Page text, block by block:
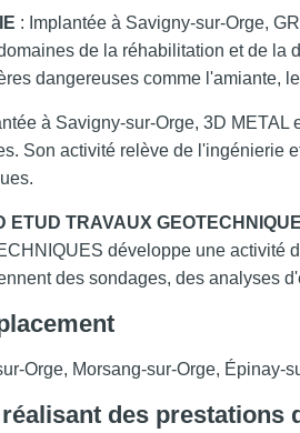
: Implantée à Savigny-sur-Orge,
de la réhabilitation et de la
dangereuses comme l'amiante,
à Savigny-sur-Orge, 3D
Son activité relève de l'ingénierie
ETUD TRAVAUX
développe une activité
des sondages, des analyses
Orge, Morsang-sur-Orge, Épinay-
des prestations